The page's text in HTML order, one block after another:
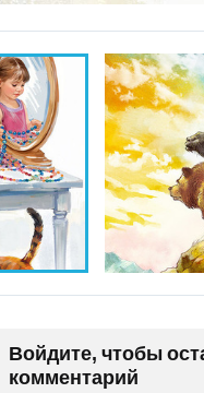
Войдите, чтобы
комментарий